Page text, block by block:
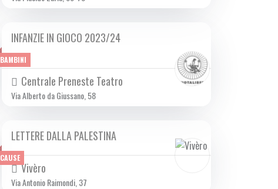
BAMBINI
DA DOM 03/12 A DOM 05/05 2024
INFANZIE IN GIOCO 2023/24
Centrale Preneste Teatro
Via Alberto da Giussano, 58
CAUSE
DA MER 08/11 A MER 20/12 2023
LETTERE DALLA PALESTINA
Vivèro
Via Antonio Raimondi, 37